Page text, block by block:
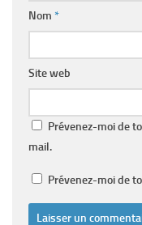
Nom *
Site web
Prévenez-moi de
mail.
Prévenez-moi de